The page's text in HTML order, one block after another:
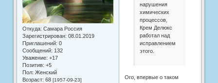
Откуда: Самара Россия
Зарегистрирован: 08.01.2019
Приглашений: 0
Сообщений: 132
Уважение: +17
Позитив: +5
Пол: Женский
Возраст: 68 [1957-09-23]
нарушения
химических
процессов,
Крем Делюкс
работал над
исправлением
этого.
Ого, впервые о таком